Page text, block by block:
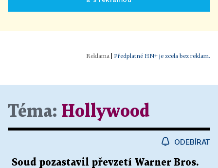
| Předplatné HN+ je zcela bez reklam.
Téma: Hollywood
ODEBÍRAT
Soud pozastavil převzetí Warner Bros.